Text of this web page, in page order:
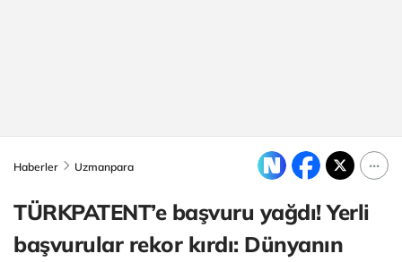
Haberler Uzmanpara
TÜRKPATENT’e başvuru yağdı! Yerli
başvurular rekor kırdı: Dünyanın